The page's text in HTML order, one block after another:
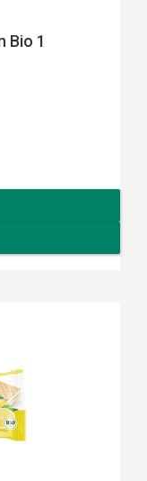
Bio 1